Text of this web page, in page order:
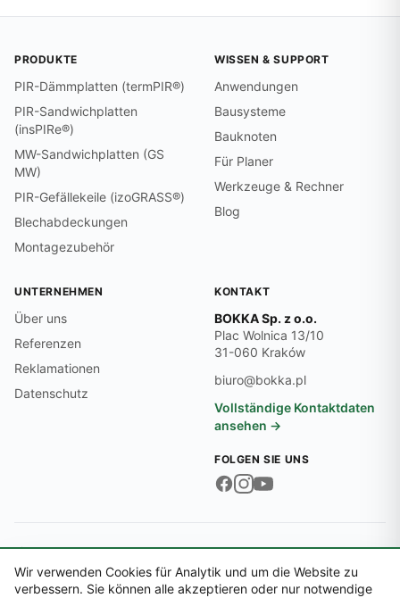
PRODUKTE
PIR-Dämmplatten (termPIR®)
PIR-Sandwichplatten
(insPIRe®)
MW-Sandwichplatten (GS
MW)
PIR-Gefällekeile (izoGRASS®)
Blechabdeckungen
Montagezubehör
WISSEN & SUPPORT
Anwendungen
Bausysteme
Bauknoten
Für Planer
Werkzeuge & Rechner
Blog
UNTERNEHMEN
Über uns
Referenzen
Reklamationen
Datenschutz
KONTAKT
BOKKA Sp. z o.o.
Plac Wolnica 13/10
31-060 Kraków
biuro@bokka.pl
Vollständige Kontaktdaten
ansehen →
FOLGEN SIE UNS
Firmendaten:USt-IdNr. PL6762545474 · REGON 369497701 · KRS
0000718870
© 2026 BOKKA Sp. z o.o.
Wir verwenden Cookies für Analytik und um die Website zu
verbessern. Sie können alle akzeptieren oder nur notwendige